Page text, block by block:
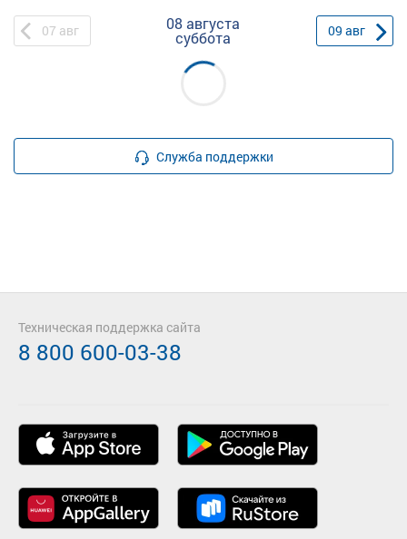
07 авг 08 августа
суббота 09 авг
Служба поддержки
Техническая поддержка сайта
8 800 600-03-38